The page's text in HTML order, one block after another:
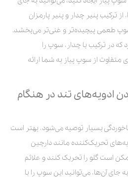
از ترکیب پنیر چدار و پنیر پارمزان
سوپ طعمی پیچیده‌تر و غنی‌تر می‌بخشد.
که در ترکیب با چدار، سوپ را
از سوپ پیاز به شما ارائه
ادویه‌های تند در هنگام
بسیار توصیه می‌شود، بهتر است
تحریک‌کننده مانند دارچین
است گلو را تحریک کنند و علائم
جای آن‌ها، می‌توانید این سوپ را با